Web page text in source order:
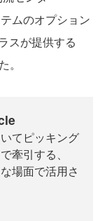
ムのオプション
スが提供する
てピッキング
牽引する、
場面で活用さ